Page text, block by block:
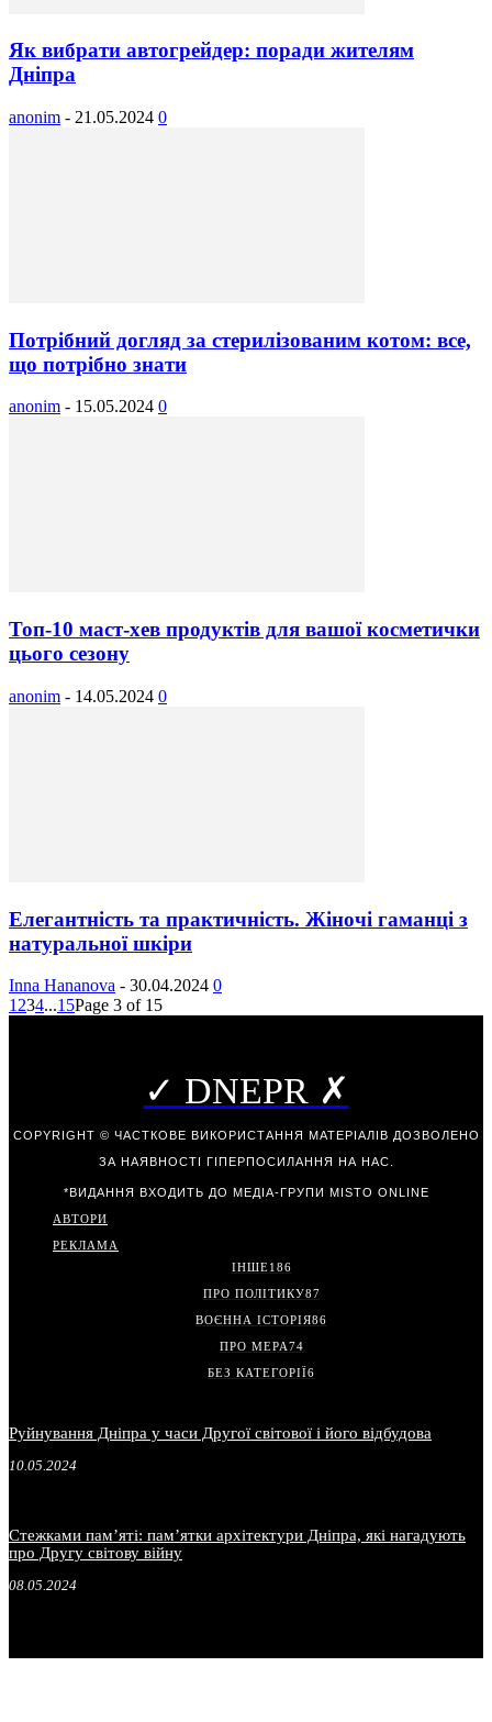
Як вибрати автогрейдер: поради жителям
Дніпра
anonim - 21.05.2024 0
Потрібний догляд за стерилізованим котом: все,
що потрібно знати
anonim - 15.05.2024 0
Топ-10 маст-хев продуктів для вашої косметички
цього сезону
anonim - 14.05.2024 0
Елегантність та практичність. Жіночі гаманці з
натуральної шкіри
Inna Hananova - 30.04.2024 0
1 234...15Page 3 of 15
✓ DNEPR ✗
COPYRIGHT © ЧАСТКОВЕ ВИКОРИСТАННЯ МАТЕРІАЛІВ ДОЗВОЛЕНО
ЗА НАЯВНОСТІ ГІПЕРПОСИЛАННЯ НА НАС.
*ВИДАННЯ ВХОДИТЬ ДО МЕДІА-ГРУПИ MISTO ONLINE
АВТОРИ
РЕКЛАМА
ІНШЕ186
ПРО ПОЛІТИКУ87
ВОЄННА ІСТОРІЯ86
ПРО МЕРА74
БЕЗ КАТЕГОРІЇ6
Руйнування Дніпра у часи Другої світової і його відбудова
10.05.2024
Стежками пам’яті: пам’ятки архітектури Дніпра, які нагадують
про Другу світову війну
08.05.2024